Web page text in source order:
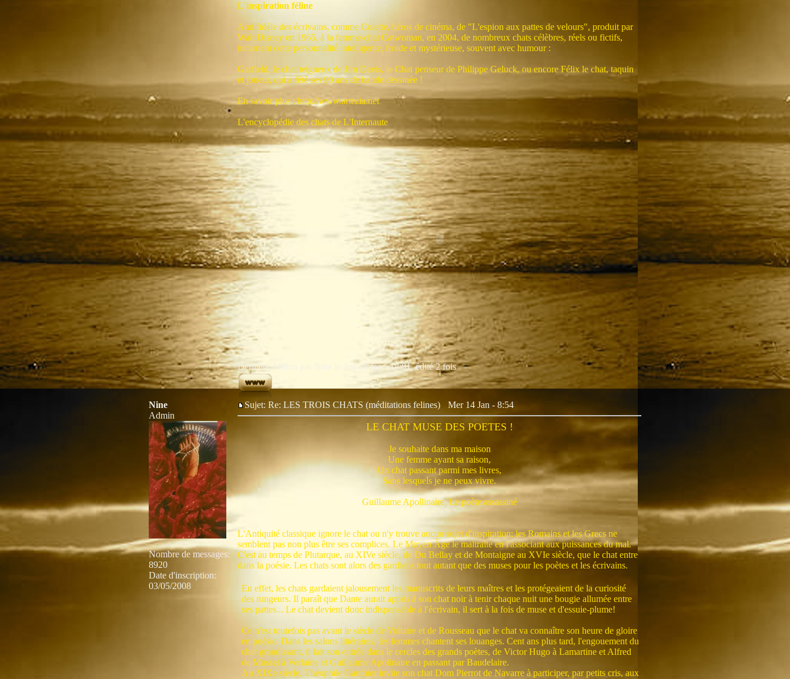
L'inspiration féline
Ami fidèle des écrivains, comme Colette, héros de cinéma, de "L'espion aux pattes de velours", produit par
Walt Disney en 1965, à la femme-chat Catwoman, en 2004, de nombreux chats célèbres, réels ou fictifs,
incarnent cette personnalité intelligente, froide et mystérieuse, souvent avec humour :
Garfield, le chat teigneux de Jim Davis, le Chat penseur de Philippe Geluck, ou encore Félix le chat, taquin
et joueur, qui a fêté ses 90 ans de bande dessinée !
En savoir plus : http://www.artezia.net
L'encyclopédie des chats de L'Internaute
Dernière édition par Nine le Jeu 15 Jan - 18:01, édité 2 fois
Nine
Admin
Nombre de messages:
8920
Date d'inscription:
03/05/2008
Sujet: Re: LES TROIS CHATS (méditations felines) Mer 14 Jan - 8:54
LE CHAT MUSE DES POETES !
Je souhaite dans ma maison
Une femme ayant sa raison,
Un chat passant parmi mes livres,
Sans lesquels je ne peux vivre.
Guillaume Apollinaire, Le poète assassiné
L'Antiquité classique ignore le chat ou n'y trouve aucun sujet d'inspiration; les Romains et les Grecs ne
semblent pas non plus être ses complices. Le Moyen Âge le maltraite en l'associant aux puissances du mal.
C'est au temps de Plutarque, au XIVe siècle, de Du Bellay et de Montaigne au XVIe siècle, que le chat entre
dans la poésie. Les chats sont alors des gardiens tout autant que des muses pour les poètes et les écrivains.
En effet, les chats gardaient jalousement les manuscrits de leurs maîtres et les protégeaient de la curiosité
des rongeurs. Il paraît que Dante aurait appris à son chat noir à tenir chaque nuit une bougie allumée entre
ses pattes... Le chat devient donc indispensable à l'écrivain, il sert à la fois de muse et d'essuie-plume!
Ce n'est toutefois pas avant le siècle de Voltaire et de Rousseau que le chat va connaître son heure de gloire
en poésie. Dans les salons littéraires, les femmes chantent ses louanges. Cent ans plus tard, l'engouement du
chat grandissant, il fait son entrée dans le cercles des grands poètes, de Victor Hugo à Lamartine et Alfred
de Musset à Verlaine et Guillaume Apolinaire en passant par Baudelaire.
Au XIXe siècle, Théophile Gauthier invite son chat Dom Pierrot de Navarre à participer, par petits cris, aux